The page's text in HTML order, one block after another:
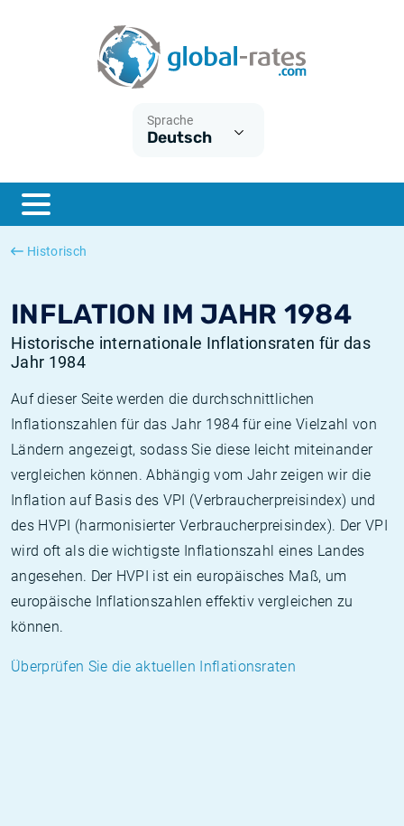
Sprache
Deutsch
Historisch
INFLATION IM JAHR 1984
Historische internationale Inflationsraten für das
Jahr 1984
Auf dieser Seite werden die durchschnittlichen
Inflationszahlen für das Jahr 1984 für eine Vielzahl von
Ländern angezeigt, sodass Sie diese leicht miteinander
vergleichen können. Abhängig vom Jahr zeigen wir die
Inflation auf Basis des VPI (Verbraucherpreisindex) und
des HVPI (harmonisierter Verbraucherpreisindex). Der VPI
wird oft als die wichtigste Inflationszahl eines Landes
angesehen. Der HVPI ist ein europäisches Maß, um
europäische Inflationszahlen effektiv vergleichen zu
können.
Überprüfen Sie die aktuellen Inflationsraten
ESTER
SONIA
Was ist die VPI-Inflation?
Was ist die HVPI-Inflation?
Deutsche inflation
Europäische inflation
Historische Euribor-Sätze
Historische ESTER-Sätze
Historische SOFR-Sätze
Historische SONIA-Sätze
Inflationsrechner